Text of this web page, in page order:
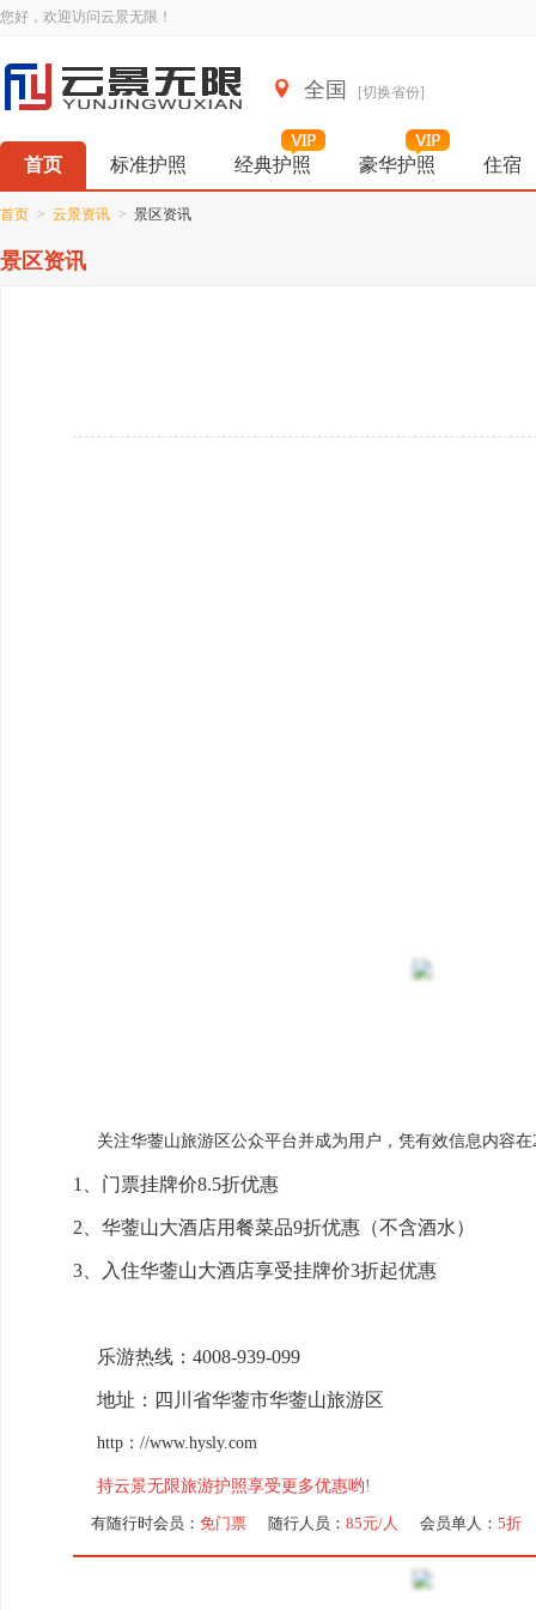
您好，欢迎访问云景无限！
全国 [切换省份]
首页 标准护照 经典护照 豪华护照 住宿
首页 > 云景资讯 > 景区资讯
景区资讯
关注华蓥山旅游区公众平台并成为用户， 凭有效信息内容在
1、门票挂牌价8.5折优惠
2、华蓥山大酒店用餐菜品9折优惠（不含酒水）
3、入住华蓥山大酒店享受挂牌价3折起优惠
乐游热线： 4008-939-099
地址：四川省华蓥市华蓥山旅游区
http：//www.hysly.com
持云景无限旅游护照享受更多优惠哟!
有随行时会员： 免门票 随行人员： 85元/人 会员单人： 5折